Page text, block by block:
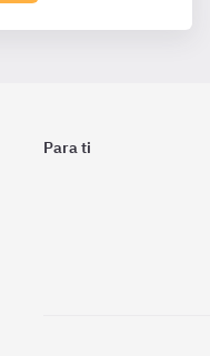
Para ti